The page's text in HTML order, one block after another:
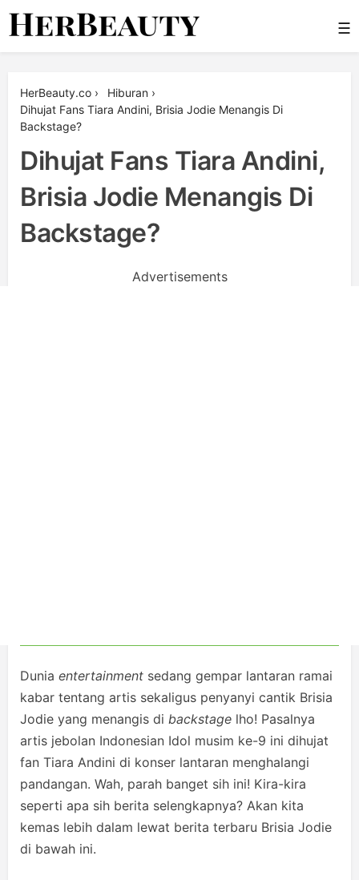
Skip
☰
HerBeauty.co › Hiburan ›
Dihujat Fans Tiara Andini, Brisia Jodie Menangis Di
Backstage?
Dihujat Fans Tiara Andini,
Brisia Jodie Menangis Di
Backstage?
Advertisements
Dunia entertainment sedang gempar lantaran ramai
kabar tentang artis sekaligus penyanyi cantik Brisia
Jodie yang menangis di backstage lho! Pasalnya
artis jebolan Indonesian Idol musim ke-9 ini dihujat
fan Tiara Andini di konser lantaran menghalangi
pandangan. Wah, parah banget sih ini! Kira-kira
seperti apa sih berita selengkapnya? Akan kita
kemas lebih dalam lewat berita terbaru Brisia Jodie
di bawah ini.